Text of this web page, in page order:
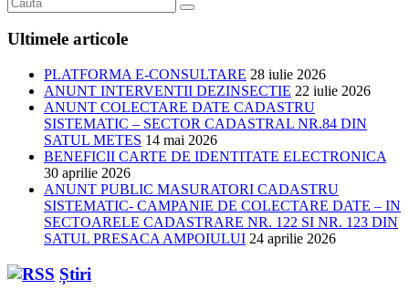
Ultimele articole
PLATFORMA E-CONSULTARE 28 iulie 2026
ANUNT INTERVENTII DEZINSECTIE 22 iulie 2026
ANUNT COLECTARE DATE CADASTRU
SISTEMATIC – SECTOR CADASTRAL NR.84 DIN
SATUL METES 14 mai 2026
BENEFICII CARTE DE IDENTITATE ELECTRONICA
30 aprilie 2026
ANUNT PUBLIC MASURATORI CADASTRU
SISTEMATIC- CAMPANIE DE COLECTARE DATE – IN
SECTOARELE CADASTRARE NR. 122 SI NR. 123 DIN
SATUL PRESACA AMPOIULUI 24 aprilie 2026
Știri